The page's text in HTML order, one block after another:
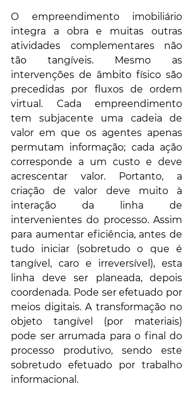
O empreendimento imobiliário
integra a obra e muitas outras
atividades complementares não
tão tangíveis. Mesmo as
intervenções de âmbito físico são
precedidas por fluxos de ordem
virtual. Cada empreendimento
tem subjacente uma cadeia de
valor em que os agentes apenas
permutam informação; cada ação
corresponde a um custo e deve
acrescentar valor. Portanto, a
criação de valor deve muito à
interação da linha de
intervenientes do processo. Assim
para aumentar eficiência, antes de
tudo iniciar (sobretudo o que é
tangível, caro e irreversível), esta
linha deve ser planeada, depois
coordenada. Pode ser efetuado por
meios digitais. A transformação no
objeto tangível (por materiais)
pode ser arrumada para o final do
processo produtivo, sendo este
sobretudo efetuado por trabalho
informacional.